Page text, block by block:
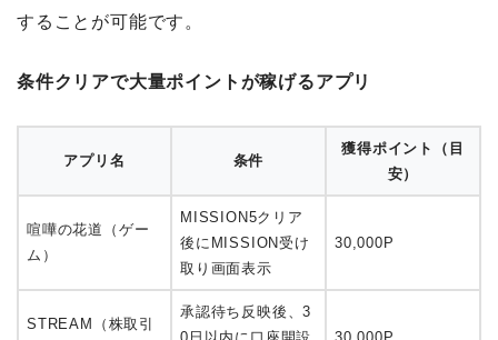
することが可能です。
条件クリアで大量ポイントが稼げるアプリ
アプリ名 条件
獲得ポイント（目
安）
喧嘩の花道（ゲー
ム）
MISSION5クリア
後にMISSION受け
取り画面表示
30,000P
STREAM（株取引
承認待ち反映後、3